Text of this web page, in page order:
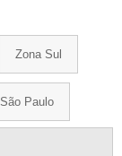
Zona Sul
Paulo